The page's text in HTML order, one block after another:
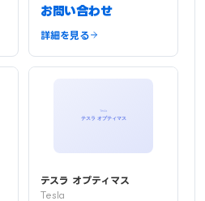
お問い合わせ
詳細を見る
テスラ オプティマス
Tesla